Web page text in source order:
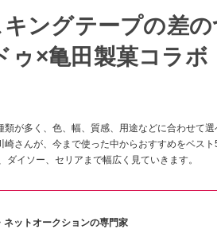
ングテープの差
ゥ×亀田製菓コラボ
が多く、色、幅、質感、用途などに合わせて
さんが、今まで使った中からおすすめをベス
イソー、セリアまで幅広く見ていきます。
ネットオークションの専門家